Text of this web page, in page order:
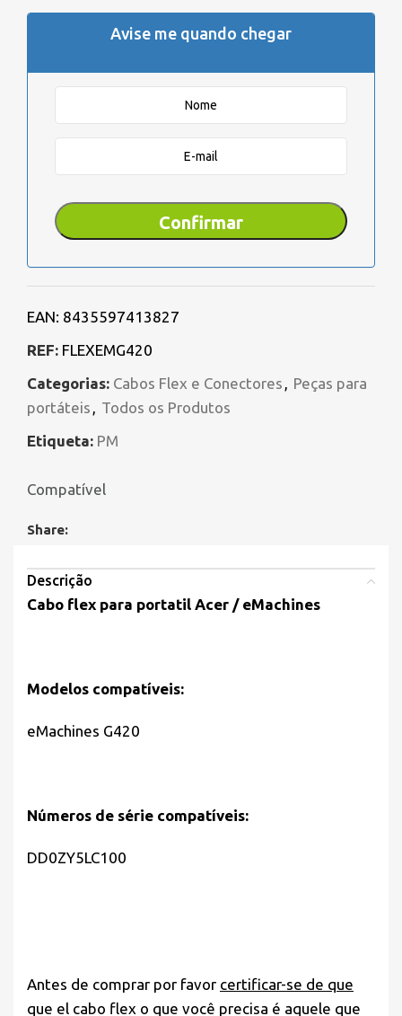
Avise me quando chegar
EAN: 8435597413827
REF: FLEXEMG420
Categorias: Cabos Flex e Conectores
Peças para
portáteis
Todos os Produtos
Etiqueta: PM
Compatível
Share:
Descrição
Cabo flex para portatil Acer / eMachines
Modelos compatíveis:
eMachines G420
Números de série compatíveis:
DD0ZY5LC100
Antes de comprar por favor certificar-se de que
que el cabo flex o que você precisa é aquele que